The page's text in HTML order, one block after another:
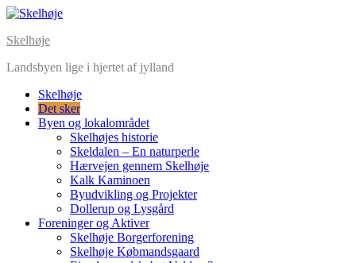
Skip
content
Skelhøje
Landsbyen lige i hjertet af jylland
Skelhøje
Det sker
Byen og lokalområdet
Skelhøjes historie
Skeldalen – En naturperle
Hærvejen gennem Skelhøje
Kalk Kaminoen
Byudvikling og Projekter
Dollerup og Lysgård
Foreninger og Aktiver
Skelhøje Borgerforening
Skelhøje Købmandsgaard